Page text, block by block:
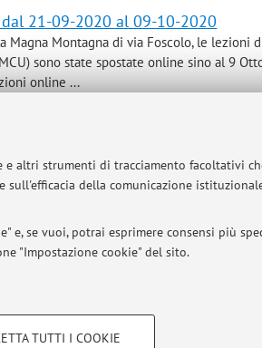
altri strumenti di tracciamento facoltativi
della comunicazione
se vuoi, potrai esprimere consensi più
"Impostazione cookie" del sito.
COOKIE TECNICI - NECESSARI
TUTTI I COOKIE
21-09-2020 al 09-10-2020
Magna Montagna di via Foscolo, le lezioni
sono state spostate online sino al 9
online ...
Regole per Esami on line -
l’esame on line lo studente deve
della data dell’appello. ...